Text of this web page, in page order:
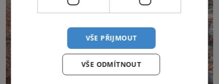
VŠE PŘIJMOUT
VŠE ODMÍTNOUT